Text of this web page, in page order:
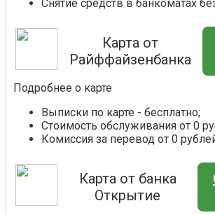
Снятие средств в банкоматах
Карта от
Райффайзенбанка
Подробнее о карте
Выписки по карте - бесплатно;
Стоимость обслуживания от 0
Комиссия за перевод от 0
Карта от банка
Открытие